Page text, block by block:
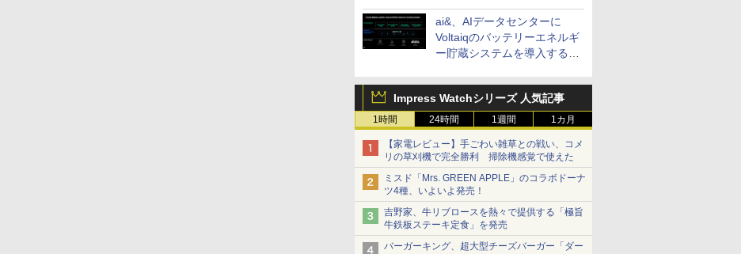
ai&、AIデータセンターに
Voltaiqのバッテリーエネルギ
ー貯蔵システムを導入する計
Impress Watchシリーズ 人気記事
1時間 24時間 1週間 1カ月
【家電レビュー】手ごわい雑草との戦い、コメ
リの草刈機で完全勝利 掃除機感覚で使えた
ミスド「Mrs. GREEN APPLE」のコラボドーナ
ツ4種、いよいよ発売！
吉野家、牛リブロースを熱々で提供する「極旨
牛鉄板ステーキ定食」を発売
バーガーキング、超大型チーズバーガー「ダー